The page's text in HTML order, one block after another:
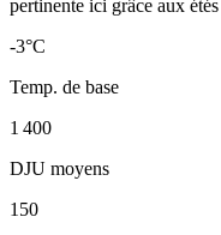
pertinente ici grâce aux
-3°C
Temp. de base
1 400
DJU moyens
150